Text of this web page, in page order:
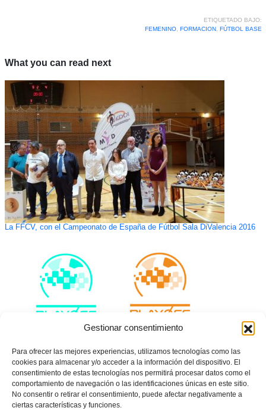
Gestionar consentimiento
Para ofrecer las mejores experiencias, utilizamos tecnologías como las
cookies para almacenar y/o acceder a la información del dispositivo. El
consentimiento de estas tecnologías nos permitirá procesar datos como el
comportamiento de navegación o las identificaciones únicas en este sitio.
No consentir o retirar el consentimiento, puede afectar negativamente a
ciertas características y funciones.
ETIQUETADO BAJO:
FEMENINO, FORMACION, FÚTBOL BASE
What you can read next
La FFCV, con el Campeonato de España de Fútbol Sala DiValencia 2016
Acreditaciones para medios de comunicación para los playoff de ascenso
19/20